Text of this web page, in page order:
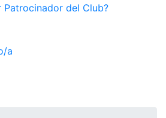
Patrocinador del Club?
a